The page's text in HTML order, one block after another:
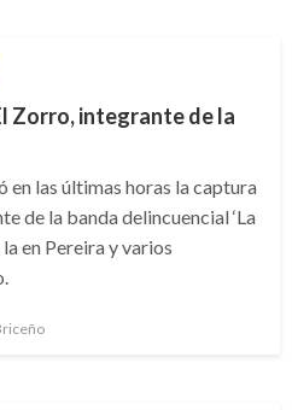
Zorro, integrante de la
las últimas horas la captura
de la banda delincuencial ‘La
en Pereira y varios